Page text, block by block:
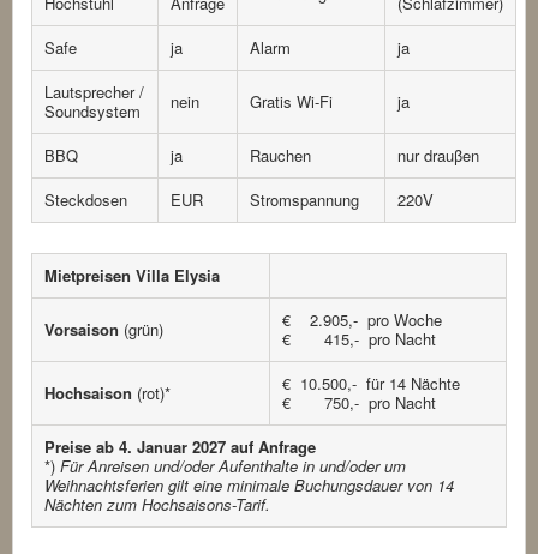
Safe
ja Alarm
ja
Lautsprecher /
Soundsystem
nein Gratis Wi-Fi ja
BBQ ja Rauchen
nur drauβen
Steckdosen
EUR Stromspannung 220V
Mietpreisen Villa Elysia
Vorsaison (grün)
€ 2.905,- pro Woche
€ 415,- pro Nacht
Hochsaison (rot)*
€ 10.500,- für 14 Nächte
€ 750,- pro Nacht
Preise ab 4. Januar 2027 auf Anfrage
*) Für Anreisen und/oder Aufenthalte in und/oder um
Weihnachtsferien gilt eine minimale Buchungsdauer von 14
Nächten zum Hochsaisons-Tarif.